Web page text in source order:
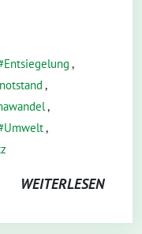
Entsiegelung ,
,
,
Umwelt,
WEITERLESEN